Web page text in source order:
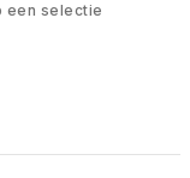
een selectie